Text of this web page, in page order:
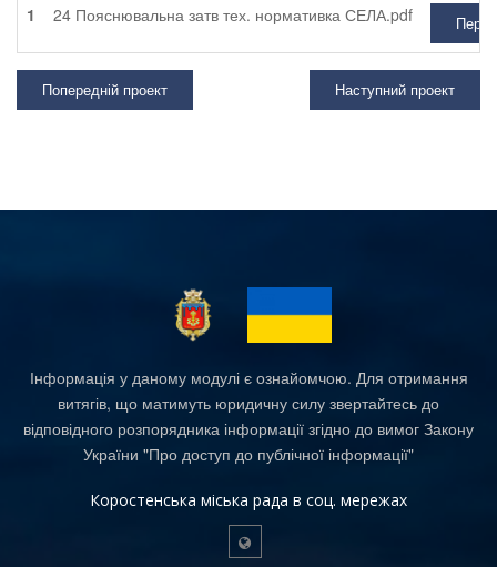
1 24 Пояснювальна затв тех. нормативка СЕЛА.pdf
Попередній проект Наступний проект
Інформація у даному модулі є ознайомчою. Для отримання
витягів, що матимуть юридичну силу звертайтесь до
відповідного розпорядника інформації згідно до вимог Закону
України "Про доступ до публічної інформації"
Коростенська міська рада в соц. мережах